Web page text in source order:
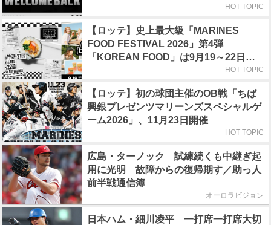
HOT TOPIC
【ロッテ】史上最大級「MARINES
FOOD FESTIVAL 2026」第4弾
「KOREAN FOOD」は9月19～22日／
HOT TOPIC
【ロッテ】初の球団主催のOB戦「ちば
興銀プレゼンツマリーンズスペシャルゲ
ーム2026」、11月23日開催
HOT TOPIC
広島・ターノック 試練続くも中継ぎ起
用に光明 故障からの復帰期す／助っ人
前半戦通信簿
オーロラビジョン
日本ハム・細川凌平 一打席一打席大切